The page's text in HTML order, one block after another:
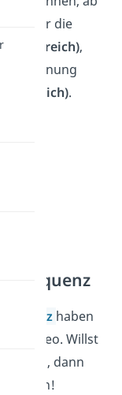
Filter die
,
Spannung
.
haben
Video. Willst
dann
an!